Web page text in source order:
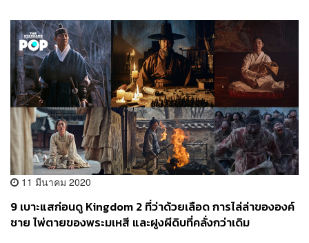
11 มีนาคม 2020
9 เบาะแสก่อนดู Kingdom 2 ที่ว่าด้วยเลือด การไล่ล่าขององค์
ชาย ไพ่ตายของพระมเหสี และฝูงผีดิบที่คลั่งกว่าเดิม